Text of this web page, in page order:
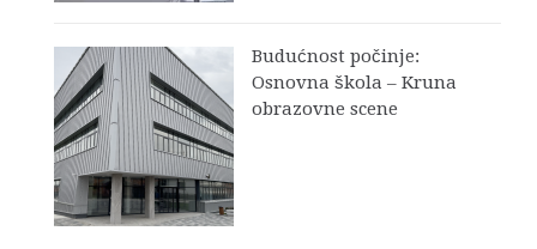
Budućnost počinje:
Osnovna škola – Kruna
obrazovne scene